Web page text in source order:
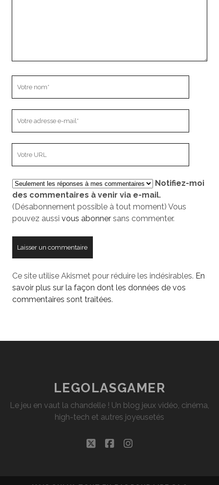
mail
votre
site
Notifiez-moi
des commentaires à venir via e-mail.
(Désabonnement possible à tout moment) Vous
pouvez aussi vous abonnersans commenter.
Ce site utilise Akismet pour réduire les indésirables. En
savoir plus sur la façon dont les données de vos
commentaires sont traitées.
LEGOLASGAMER
Le jeu en vaut la chandelle ! Un blog jeux vidéo, cinéma,
high-tech et autres joyeusetés
twitterfacebookinstagram